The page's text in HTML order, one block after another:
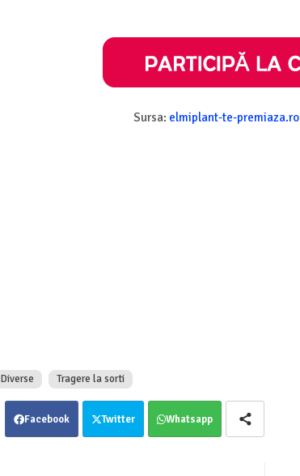
Sursa: elmiplant-te-premiaza.ro
Diverse Tragere la sorti
Facebook Twitter Whatsapp